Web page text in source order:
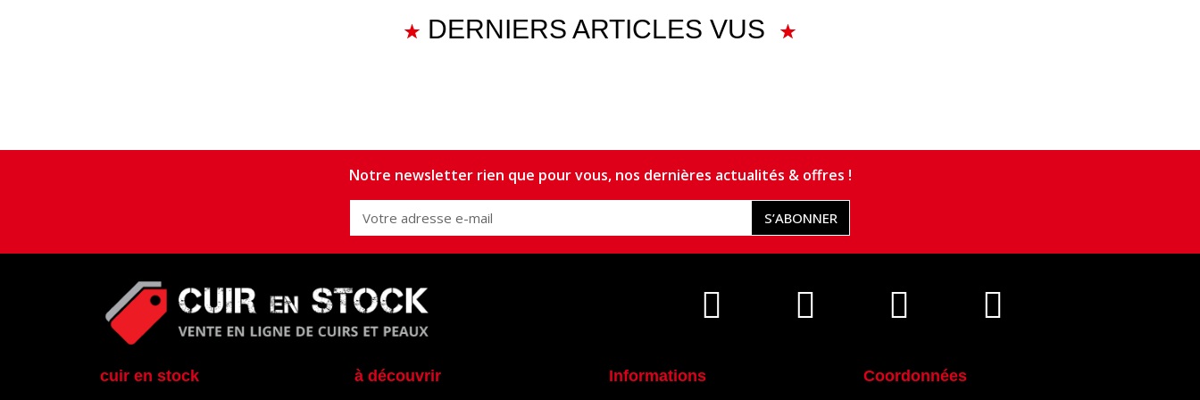
DERNIERS ARTICLES VUS
Notre newsletter rien que pour vous, nos dernières actualités & offres !
S’ABONNER
cuir en stock à découvrir Informations Coordonnées